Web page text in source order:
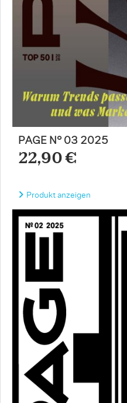
PAGE N° 03 2025
22,90 €
Produkt anzeigen